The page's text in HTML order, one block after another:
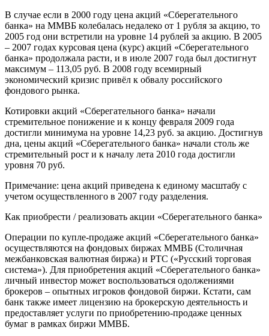
В случае если в 2000 году цена акций «Сберегательного
банка» на ММВБ колебалась недалеко от 1 рубля за акцию, то
2005 год они встретили на уровне 14 рублей за акцию. В 2005
– 2007 годах курсовая цена (курс) акций «Сберегательного
банка» продолжала расти, и в июле 2007 года был достигнут
максимум – 113,05 руб. В 2008 году всемирный
экономический кризис привёл к обвалу российского
фондового рынка.
Котировки акций «Сберегательного банка» начали
стремительное понижение и к концу февраля 2009 года
достигли минимума на уровне 14,23 руб. за акцию. Достигнув
дна, цены акций «Сберегательного банка» начали столь же
стремительный рост и к началу лета 2010 года достигли
уровня 70 руб.
Примечание: цена акций приведена к единому масштабу с
учетом осуществленного в 2007 году разделения.
Как приобрести / реализовать акции «Сберегательного банка»
Операции по купле-продаже акций «Сберегательного банка»
осуществляются на фондовых биржах ММВБ (Столичная
межбанковская валютная биржа) и РТС («Русский торговая
система»). Для приобретения акций «Сберегательного банка»
личный инвестор может воспользоваться одолжениями
брокеров – опытных игроков фондовой биржи. Кстати, сам
банк также имеет лицензию на брокерскую деятельность и
предоставляет услуги по приобретению-продаже ценных
бумаг в рамках биржи ММВБ.